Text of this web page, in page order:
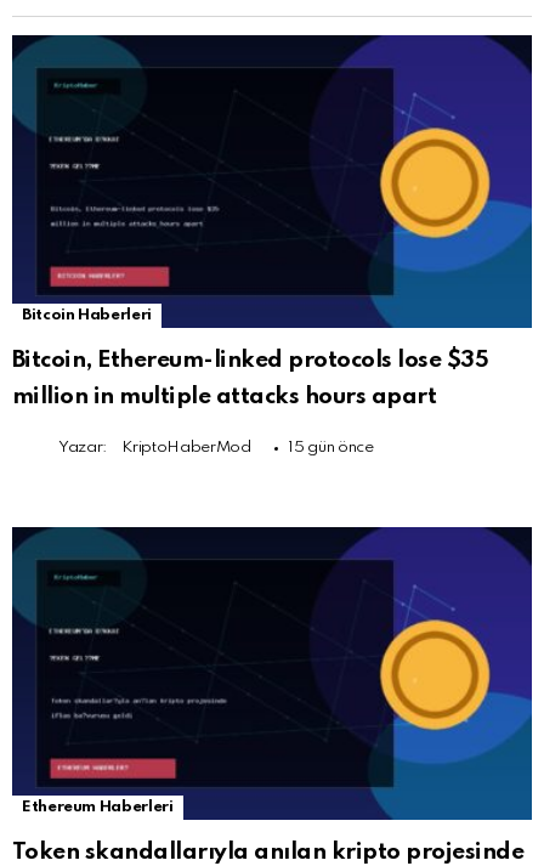
Bitcoin Haberleri
Bitcoin, Ethereum-linked protocols lose $35
million in multiple attacks hours apart
Yazar: KriptoHaberMod 15 gün önce
Ethereum Haberleri
Token skandallarıyla anılan kripto projesinde